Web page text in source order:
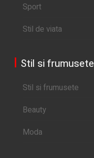
Sport
Stil de viata
Stil si frumusete
Stil si frumusete
Beauty
Moda